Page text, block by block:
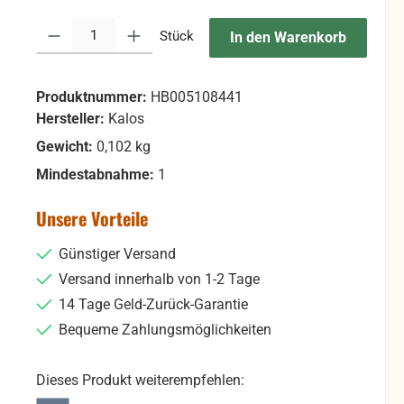
Produkt Anzahl: Gib den gewünschten Wert ein oder benutze
Stück In den Warenkorb
Produktnummer: HB005108441
Hersteller: Kalos
Gewicht: 0,102 kg
Mindestabnahme: 1
Unsere Vorteile
Günstiger Versand
Versand innerhalb von 1-2 Tage
14 Tage Geld-Zurück-Garantie
Bequeme Zahlungsmöglichkeiten
Dieses Produkt weiterempfehlen: